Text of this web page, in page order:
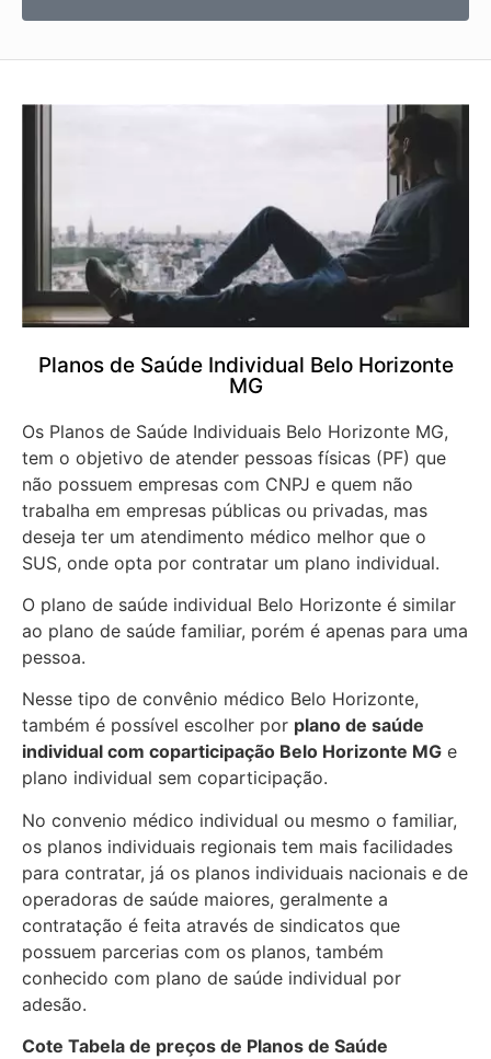
Planos de Saúde Individual Belo Horizonte
MG
Os Planos de Saúde Individuais Belo Horizonte MG,
tem o objetivo de atender pessoas físicas (PF) que
não possuem empresas com CNPJ e quem não
trabalha em empresas públicas ou privadas, mas
deseja ter um atendimento médico melhor que o
SUS, onde opta por contratar um plano individual.
O plano de saúde individual Belo Horizonte é similar
ao plano de saúde familiar, porém é apenas para uma
pessoa.
Nesse tipo de convênio médico Belo Horizonte,
também é possível escolher por plano de saúde
individual com coparticipação Belo Horizonte MG e
plano individual sem coparticipação.
No convenio médico individual ou mesmo o familiar,
os planos individuais regionais tem mais facilidades
para contratar, já os planos individuais nacionais e de
operadoras de saúde maiores, geralmente a
contratação é feita através de sindicatos que
possuem parcerias com os planos, também
conhecido com plano de saúde individual por
adesão.
Cote Tabela de preços de Planos de Saúde